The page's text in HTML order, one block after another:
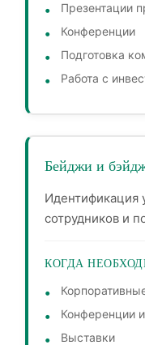
Презентации
Конференции
Подготовка
Работа с
Бейджи и
Идентификация
сотрудников и
КОГДА
Конференции
Выставки